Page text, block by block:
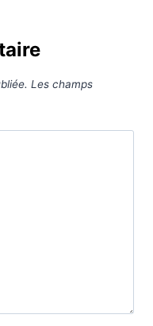
Les champs